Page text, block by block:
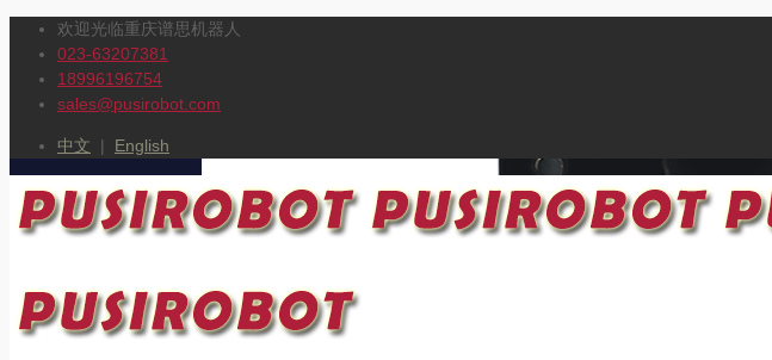
欢迎光临重庆谱思机器人
023-63207381
18996196754
sales@pusirobot.com
中文 | English